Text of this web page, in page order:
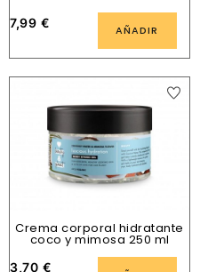
7,99 € AÑADIR
Crema corporal hidratante
coco y mimosa 250 ml
3,70 €